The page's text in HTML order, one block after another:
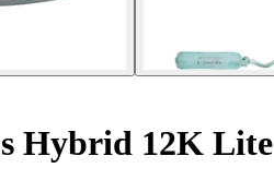
Hybrid 12K Lite